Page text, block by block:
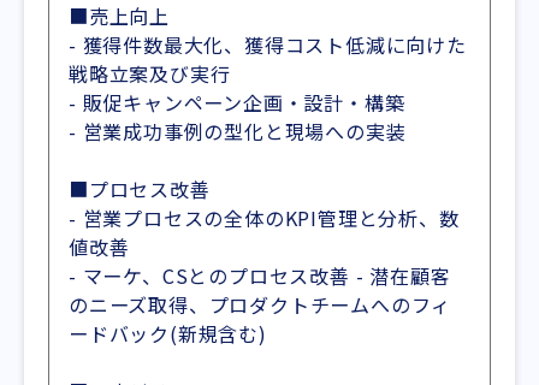
■売上向上
- 獲得件数最大化、獲得コスト低減に向けた
戦略立案及び実行
- 販促キャンペーン企画・設計・構築
- 営業成功事例の型化と現場への実装
■プロセス改善
- 営業プロセスの全体のKPI管理と分析、数
値改善
- マーケ、CSとのプロセス改善 - 潜在顧客
のニーズ取得、プロダクトチームへのフィ
ードバック(新規含む)